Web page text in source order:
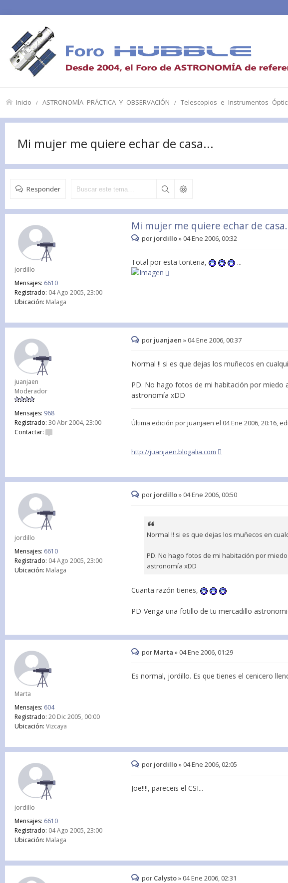
Inicio ASTRONOMÍA PRÁCTICA Y OBSERVACIÓN Telescopios e Instrumentos
Mi mujer me quiere echar de casa...
Responder
jordillo
Mensajes: 6610
Registrado: 04 Ago 2005, 23:00
Ubicación: Malaga
Mi mujer me quiere echar de
por jordillo»04 Ene 2006, 00:32
Total por esta tonteria, ...
juanjaen
Moderador
Mensajes: 968
Registrado: 30 Abr 2004, 23:00
Contactar:
por juanjaen »04 Ene 2006, 00:37
Normal !! si es que dejas los muñecos en
PD. No hago fotos de mi habitación por miedo
astronomía xDD
Última edición porjuanjaen el 04 Ene 2006, 20:16,
http://juanjaen.blogalia.com
jordillo
Mensajes: 6610
Registrado: 04 Ago 2005, 23:00
Ubicación: Malaga
por jordillo»04 Ene 2006, 00:50
Normal !! si es que dejas los muñecos en
PD. No hago fotos de mi habitación por
astronomía xDD
Cuanta razón tienes,
PD-Venga una fotillo de tu mercadillo
Marta
Mensajes: 604
Registrado: 20 Dic 2005, 00:00
Ubicación: Vizcaya
por Marta »04 Ene 2006, 01:29
Es normal, jordillo. Es que tienes el cenicero
jordillo
Mensajes: 6610
Registrado: 04 Ago 2005, 23:00
Ubicación: Malaga
por jordillo»04 Ene 2006, 02:05
Joe!!!!, pareceis el CSI...
por Calysto»04 Ene 2006, 02:31